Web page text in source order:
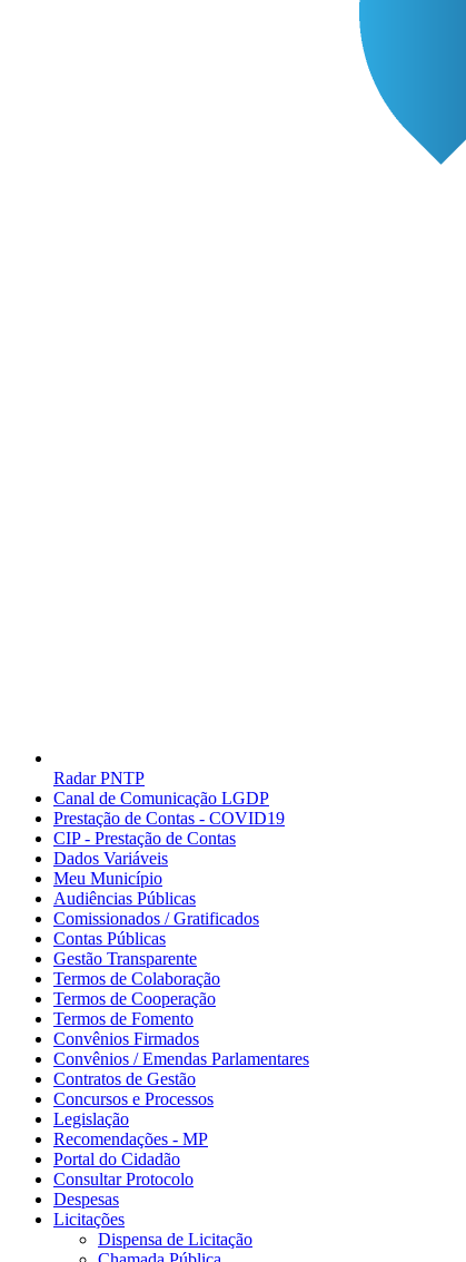
Radar PNTP
Canal de Comunicação LGDP
Prestação de Contas - COVID19
CIP - Prestação de Contas
Dados Variáveis
Meu Município
Audiências Públicas
Comissionados / Gratificados
Contas Públicas
Gestão Transparente
Termos de Colaboração
Termos de Cooperação
Termos de Fomento
Convênios Firmados
Convênios / Emendas Parlamentares
Contratos de Gestão
Concursos e Processos
Legislação
Recomendações - MP
Portal do Cidadão
Consultar Protocolo
Despesas
Licitações
Dispensa de Licitação